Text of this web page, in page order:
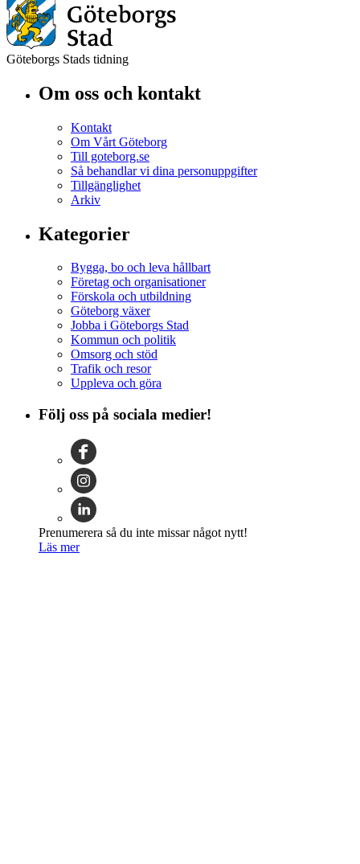
Göteborgs Stads tidning
Om oss och kontakt
Kontakt
Om Vårt Göteborg
Till goteborg.se
Så behandlar vi dina personuppgifter
Tillgänglighet
Arkiv
Kategorier
Bygga, bo och leva hållbart
Företag och organisationer
Förskola och utbildning
Göteborg växer
Jobba i Göteborgs Stad
Kommun och politik
Omsorg och stöd
Trafik och resor
Uppleva och göra
Följ oss på sociala medier!
Prenumerera så du inte missar något nytt!
Läs mer